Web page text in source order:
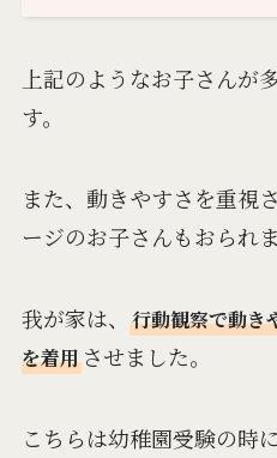
上記のようなお子さんが
す。
また、動きやすさを重視
ージのお子さんもおられま
我が家は、
行動観察で動き
を着用させました。
こちらは幼稚園受験の時